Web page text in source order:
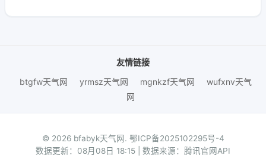
友情链接
btgfw天气网
yrmsz天气网 mgnkzf天气网
wufxnv天气
网
© 2026 bfabyk天气网. 鄂ICP备2025102295号-4
数据更新：08月08日 18:15 | 数据来源：腾讯官网API